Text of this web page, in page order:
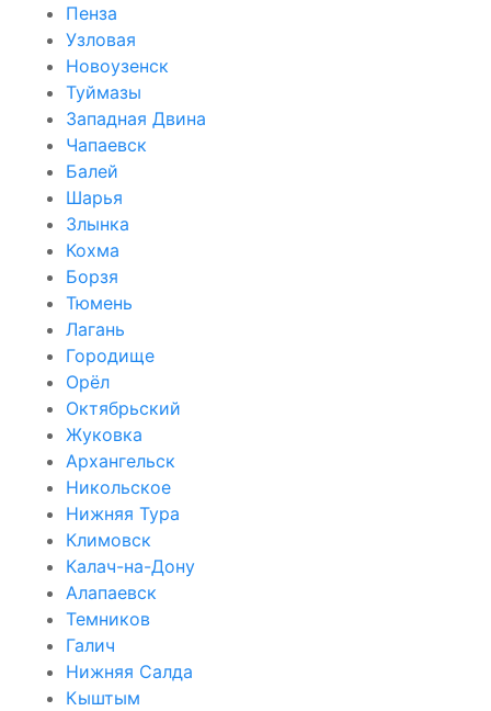
Пенза
Узловая
Новоузенск
Туймазы
Западная Двина
Чапаевск
Балей
Шарья
Злынка
Кохма
Борзя
Тюмень
Лагань
Городище
Орёл
Октябрьский
Жуковка
Архангельск
Никольское
Нижняя Тура
Климовск
Калач-на-Дону
Алапаевск
Темников
Галич
Нижняя Салда
Кыштым